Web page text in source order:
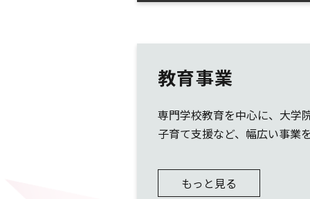
教育事業
専門学校教育を中心に、大学
子育て支援など、幅広い事業
もっと見る